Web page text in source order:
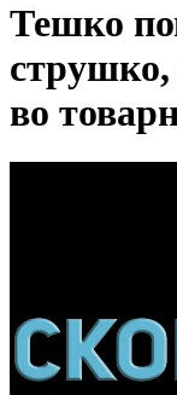
Тешко
струшко,
во